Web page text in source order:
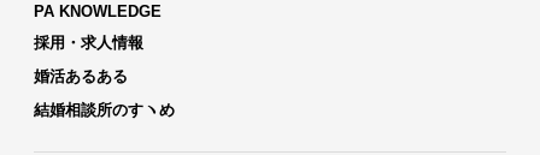
PA KNOWLEDGE
採用・求人情報
婚活あるある
結婚相談所のすヽめ